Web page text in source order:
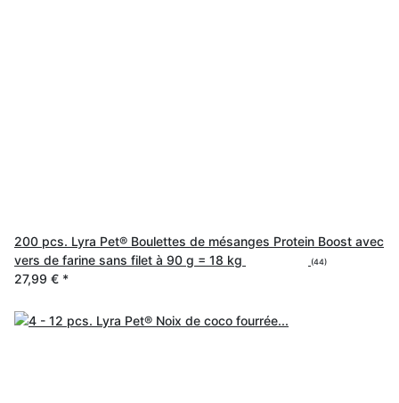
200 pcs. Lyra Pet® Boulettes de mésanges Protein Boost avec
vers de farine sans filet à 90 g = 18 kg
(44)
27,99 € *